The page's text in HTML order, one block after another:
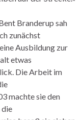
Branderup sah
zunächst
Ausbildung zur
etwas
Die Arbeit im
machte sie den
die